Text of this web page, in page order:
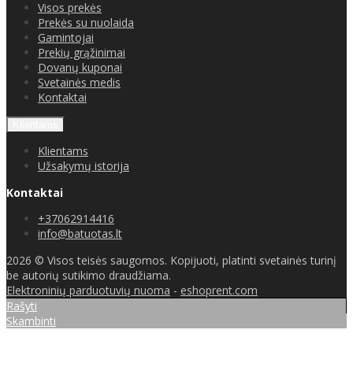
Visos prekės
Prekės su nuolaida
Gamintojai
Prekių grąžinimai
Dovanų kuponai
Svetainės medis
Kontaktai
Klientams
Užsakymų istorija
Kontaktai
+37062914416
info@batuotas.lt
2026 © Visos teisės saugomos. Kopijuoti, platinti svetainės turinį
be autorių sutikimo draudžiama.
Elektroninių parduotuvių nuoma - eshoprent.com
Rašyti
Skambinti